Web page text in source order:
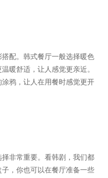
配。韩式餐厅一般选择暖色
暖舒适，让人感觉更亲近。
鸦，让人在用餐时感觉更开
非常重要。看韩剧，我们都
，你也可以在餐厅准备一些